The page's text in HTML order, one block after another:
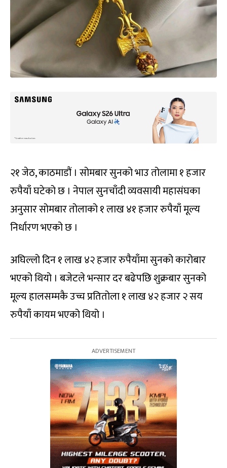
२१ जेठ, काठमाडौं । सोमबार सुनको भाउ तोलामा १ हजार
रुपैयाँ घटेको छ । नेपाल सुनचाँदी व्यवसायी महासंघका
अनुसार सोमबार तोलाको १ लाख ४१ हजार रुपैयाँ मूल्य
निर्धारण भएको छ ।
अघिल्लो दिन १ लाख ४२ हजार रुपैयाँमा सुनको कारोबार
भएको थियो । बजेटले भन्सार दर बढेपछि शुक्रबार सुनको
मूल्य हालसम्मकै उच्च प्रतितोला १ लाख ४२ हजार २ सय
रुपैयाँ कायम भएको थियो ।